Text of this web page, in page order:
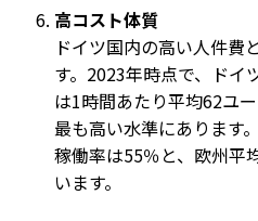
高コスト体質
ドイツ国内の高い人件費
す。2023年時点で、ドイ
は1時間あたり平均62ユ
最も高い水準にあります
稼働率は55％と、欧州平
います。